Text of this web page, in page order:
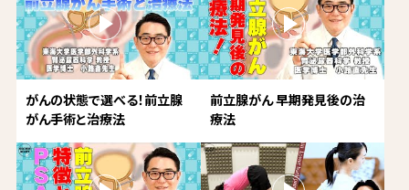
がんの状態で選べる！前立腺
がん手術と治療法
前立腺がん 早期発見後の治
療法